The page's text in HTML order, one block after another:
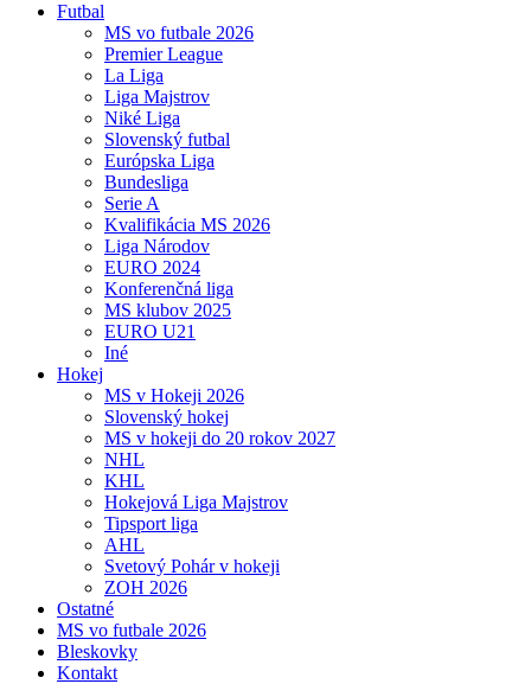
Futbal
MS vo futbale 2026
Premier League
La Liga
Liga Majstrov
Niké Liga
Slovenský futbal
Európska Liga
Bundesliga
Serie A
Kvalifikácia MS 2026
Liga Národov
EURO 2024
Konferenčná liga
MS klubov 2025
EURO U21
Iné
Hokej
MS v Hokeji 2026
Slovenský hokej
MS v hokeji do 20 rokov 2027
NHL
KHL
Hokejová Liga Majstrov
Tipsport liga
AHL
Svetový Pohár v hokeji
ZOH 2026
Ostatné
MS vo futbale 2026
Bleskovky
Kontakt